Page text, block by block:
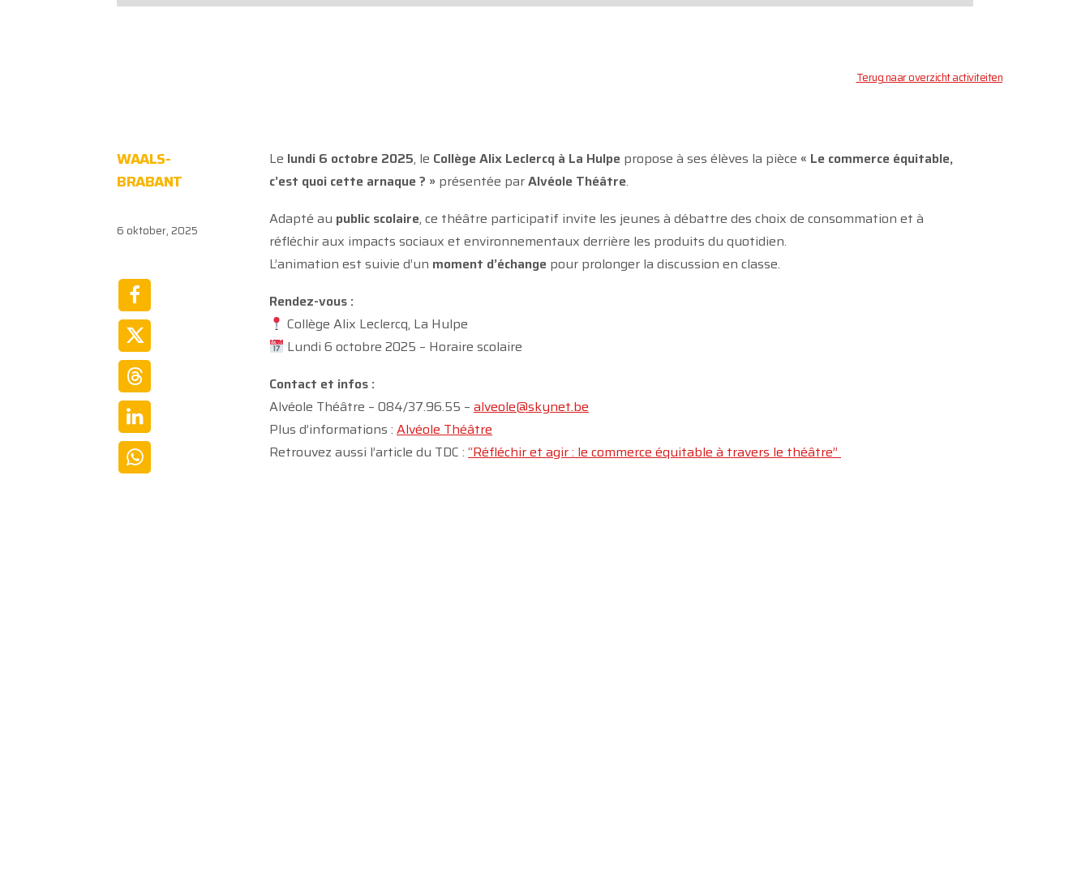
Terug naar overzicht activiteiten
WAALS-
BRABANT
6 oktober, 2025
Le lundi 6 octobre 2025, le Collège Alix Leclercq à La Hulpe propose à ses élèves la pièce « Le commerce équitable,
c’est quoi cette arnaque ? » présentée parAlvéole Théâtre.
Adapté au public scolaire, ce théâtre participatif invite les jeunes à débattre des choix de consommation et à
réfléchir aux impacts sociaux et environnementaux derrière les produits du quotidien.
L’animation est suivie d’un moment d’échange pour prolonger la discussion en classe.
Rendez-vous :
Collège Alix Leclercq, La Hulpe
Lundi 6 octobre 2025 – Horaire scolaire
Contact et infos :
Alvéole Théâtre – 084/37.96.55 – alveole@skynet.be
Plus d’informations : Alvéole Théâtre
Retrouvez aussi l’article du TDC : “Réfléchir et agir : le commerce équitable à travers le théâtre”